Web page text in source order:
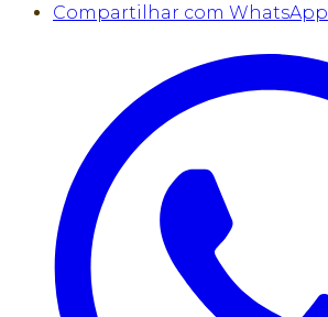
Compartilhar com WhatsApp